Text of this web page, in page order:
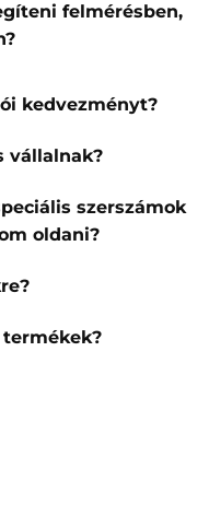
felmérésben,
kedvezményt?
vállalnak?
szerszámok
oldani?